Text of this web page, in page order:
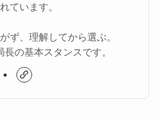
ています。
ず、理解してから選ぶ。
の基本スタンスです。